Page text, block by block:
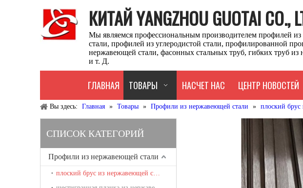
КИТАЙ YANGZHOU GUOTAI CO.,
Мы являемся профессиональным производителем профилей
стали, профилей из углеродистой стали, профилированной
нержавеющей стали, фасонных стальных труб, гибких труб из
и т. Д.
ГЛАВНАЯ ТОВАРЫ НАСЧЕТ НАС ЦЕНТР НОВОСТЕЙ
Вы здесь: Главная » Товары » Профили из нержавеющей стали » плоский
СПИСОК КАТЕГОРИЙ
Профили из нержавеющей стали
плоский брус из нержавеющей стали